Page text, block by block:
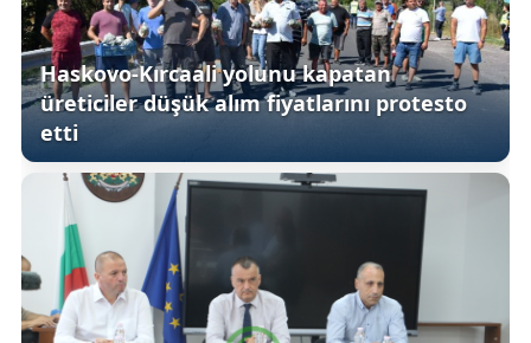
Haskovo-Kırcaali yolunu kapatan
üreticiler düşük alım fiyatlarını protesto
etti